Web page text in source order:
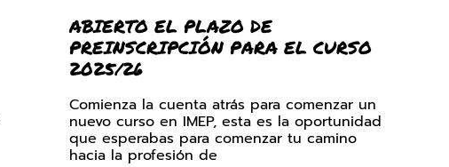
ABIERTO EL PLAZO DE
PREINSCRIPCIÓN PARA EL CURSO
2025/26
Comienza la cuenta atrás para comenzar un
nuevo curso en IMEP, esta es la oportunidad
que esperabas para comenzar tu camino
hacia la profesión de